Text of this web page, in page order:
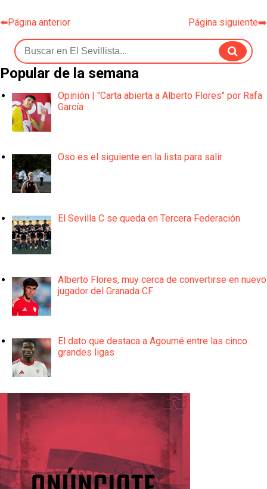
⬅️Página anterior Página siguiente➡️
Popular de la semana
Opinión | "Carta abierta a Alberto Flores" por Rafa
García
Oso es el siguiente en la lista para salir
El Sevilla C se queda en Tercera Federación
Alberto Flores, muy cerca de convertirse en nuevo
jugador del Granada CF
El dato que destaca a Agoumé entre las cinco
grandes ligas